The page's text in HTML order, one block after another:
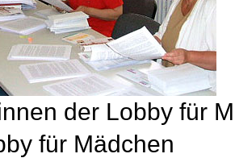
der Lobby für
für Mädchen